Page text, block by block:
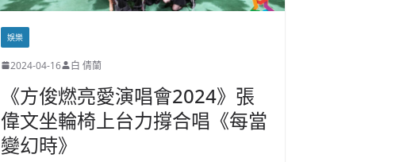
娛樂
2024-04-16 白 倩蘭
《方俊燃亮愛演唱會2024》張
偉文坐輪椅上台力撐合唱《每當
變幻時》